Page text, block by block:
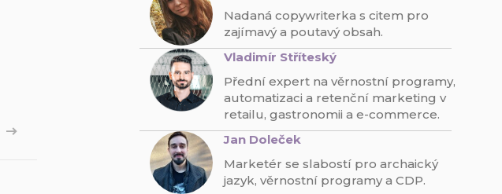
Nadaná copywriterka s citem pro
zajímavý a poutavý obsah.
Vladimír Stříteský
Přední expert na věrnostní programy,
automatizaci a retenční marketing v
retailu, gastronomii a e-commerce.
Jan Doleček
Marketér se slabostí pro archaický
jazyk, věrnostní programy a CDP.